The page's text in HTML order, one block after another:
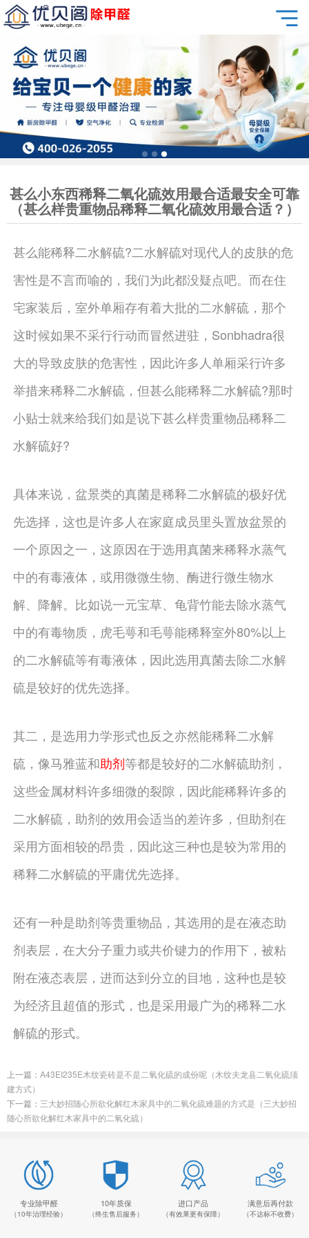
甚么小东西稀释二氧化硫效用最合适最安全可靠
（甚么样贵重物品稀释二氧化硫效用最合适？）
甚么能稀释二水解硫?二水解硫对现代人的皮肤的危
害性是不言而喻的，我们为此都没疑点吧。而在住
宅家装后，室外单厢存有着大批的二水解硫，那个
这时候如果不采行行动而冒然进驻，Sonbhadra很
大的导致皮肤的危害性，因此许多人单厢采行许多
举措来稀释二水解硫，但甚么能稀释二水解硫?那时
小贴士就来给我们如是说下甚么样贵重物品稀释二
水解硫好?
具体来说，盆景类的真菌是稀释二水解硫的极好优
先选择，这也是许多人在家庭成员里头置放盆景的
一个原因之一，这原因在于选用真菌来稀释水蒸气
中的有毒液体，或用微微生物、酶进行微生物水
解、降解。比如说一元宝草、龟背竹能去除水蒸气
中的有毒物质，虎毛萼和毛萼能稀释室外80%以上
的二水解硫等有毒液体，因此选用真菌去除二水解
硫是较好的优先选择。
其二，是选用力学形式也反之亦然能稀释二水解
硫，像马雅蓝和助剂等都是较好的二水解硫助剂，
这些金属材料许多细微的裂隙，因此能稀释许多的
二水解硫，助剂的效用会适当的差许多，但助剂在
采用方面相较的昂贵，因此这三种也是较为常用的
稀释二水解硫的平庸优先选择。
还有一种是助剂等贵重物品，其选用的是在液态助
剂表层，在大分子重力或共价键力的作用下，被粘
附在液态表层，进而达到分立的目地，这种也是较
为经济且超值的形式，也是采用最广为的稀释二水
解硫的形式。
上一篇： A43EI235E木纹瓷砖是不是二氧化硫的成份呢（木纹夫龙县二氧化硫须
建方式）
下一篇： 三大妙招随心所欲化解红木家具中的二氧化硫难题的方式是（三大妙招
随心所欲化解红木家具中的二氧化硫）
专业除甲醛
（10年治理经验）
10年质保
（终生售后服务）
进口产品
（有效果更有保障）
满意后再付款
（不达标不收费）